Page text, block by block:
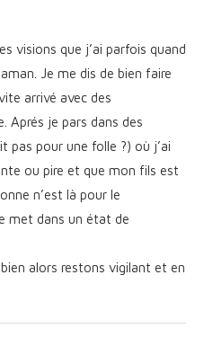
visions que j’ai parfois quand
Je me dis de bien faire
arrivé avec des
Aprés je pars dans des
pas pour une folle ?) où j’ai
ou pire et que mon fils est
n’est là pour le
met dans un état de
alors restons vigilant et en